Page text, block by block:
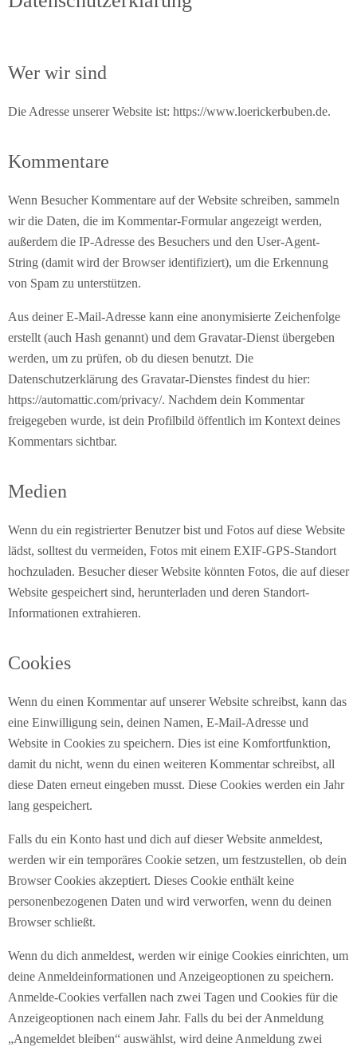
Wer wir sind
Die Adresse unserer Website ist: https://www.loerickerbuben.de.
Kommentare
Wenn Besucher Kommentare auf der Website schreiben, sammeln
wir die Daten, die im Kommentar-Formular angezeigt werden,
außerdem die IP-Adresse des Besuchers und den User-Agent-
String (damit wird der Browser identifiziert), um die Erkennung
von Spam zu unterstützen.
Aus deiner E-Mail-Adresse kann eine anonymisierte Zeichenfolge
erstellt (auch Hash genannt) und dem Gravatar-Dienst übergeben
werden, um zu prüfen, ob du diesen benutzt. Die
Datenschutzerklärung des Gravatar-Dienstes findest du hier:
https://automattic.com/privacy/. Nachdem dein Kommentar
freigegeben wurde, ist dein Profilbild öffentlich im Kontext deines
Kommentars sichtbar.
Medien
Wenn du ein registrierter Benutzer bist und Fotos auf diese Website
lädst, solltest du vermeiden, Fotos mit einem EXIF-GPS-Standort
hochzuladen. Besucher dieser Website könnten Fotos, die auf dieser
Website gespeichert sind, herunterladen und deren Standort-
Informationen extrahieren.
Cookies
Wenn du einen Kommentar auf unserer Website schreibst, kann das
eine Einwilligung sein, deinen Namen, E-Mail-Adresse und
Website in Cookies zu speichern. Dies ist eine Komfortfunktion,
damit du nicht, wenn du einen weiteren Kommentar schreibst, all
diese Daten erneut eingeben musst. Diese Cookies werden ein Jahr
lang gespeichert.
Falls du ein Konto hast und dich auf dieser Website anmeldest,
werden wir ein temporäres Cookie setzen, um festzustellen, ob dein
Browser Cookies akzeptiert. Dieses Cookie enthält keine
personenbezogenen Daten und wird verworfen, wenn du deinen
Browser schließt.
Wenn du dich anmeldest, werden wir einige Cookies einrichten, um
deine Anmeldeinformationen und Anzeigeoptionen zu speichern.
Anmelde-Cookies verfallen nach zwei Tagen und Cookies für die
Anzeigeoptionen nach einem Jahr. Falls du bei der Anmeldung
„Angemeldet bleiben“ auswählst, wird deine Anmeldung zwei